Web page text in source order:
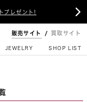
更新！ 
販売サイト 買取サイト
JEWELRY SHOP LIST